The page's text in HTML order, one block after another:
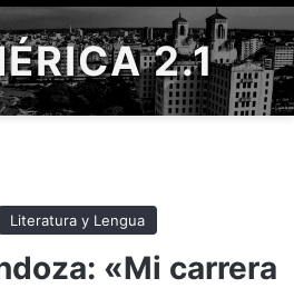
2.1
Literatura y Lengua
«Mi carrera